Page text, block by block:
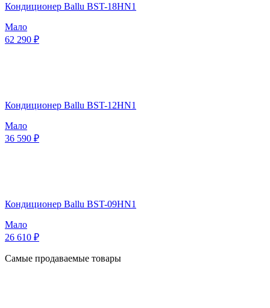
Кондиционер Ballu BST-18HN1
Мало
62 290 ₽
Кондиционер Ballu BST-12HN1
Мало
36 590 ₽
Кондиционер Ballu BST-09HN1
Мало
26 610 ₽
Самые продаваемые товары